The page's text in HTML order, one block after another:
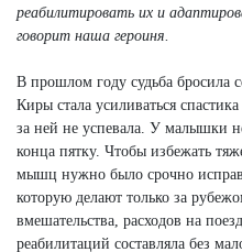
реабилитировать их и
говорит наша героиня.
В прошлом году судьба бросила
Киры стала усиливаться
за ней не успевала. У малышки
конца пятку. Чтобы избежать
мышц нужно было срочно
которую делают только за
вмешательства, расходов на
реабилитаций составляла без